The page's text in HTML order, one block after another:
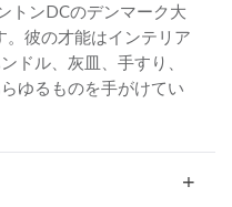
トンDCのデンマーク大
彼の才能はインテリア
ドル、灰皿、手すり、
ゆるものを手がけてい